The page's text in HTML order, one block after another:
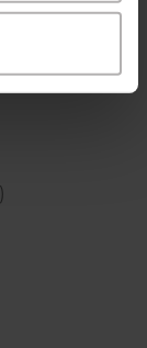
Æresordet
EBOK